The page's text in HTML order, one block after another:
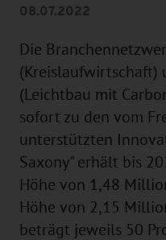
08.07.2022
Die
(Kreislaufwirtschaft)
(Leichtbau mit
sofort zu den vom
unterstützten
Saxony" erhält bis
Höhe von 1,48
Höhe von 2,15
beträgt jeweils 50